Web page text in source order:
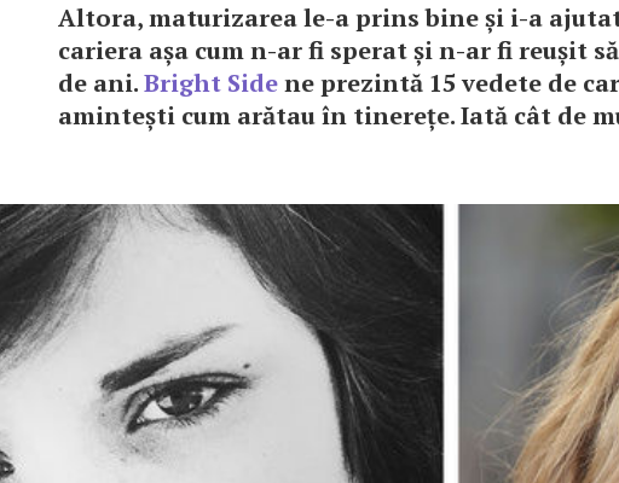
Altora, maturizarea le-a prins bine și i-a
cariera așa cum n-ar fi sperat și n-ar fi reușit
de ani.Bright Sidene prezintă 15 vedete de
amintești cum arătau în tinerețe. Iată cât de